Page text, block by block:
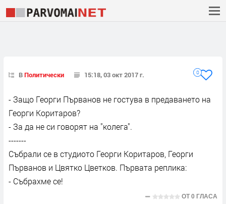
ВПолитически 15:18, 03 окт 2017 г. 0
- Защо Георги Първанов не гостува в предаването на
Георги Коритаров?
- За да не си говорят на "колега".
-------
Събрали се в студиото Георги Коритаров, Георги
Първанов и Цвятко Цветков. Първата реплика:
- Събрахме се!
ОТ0 ГЛАСА